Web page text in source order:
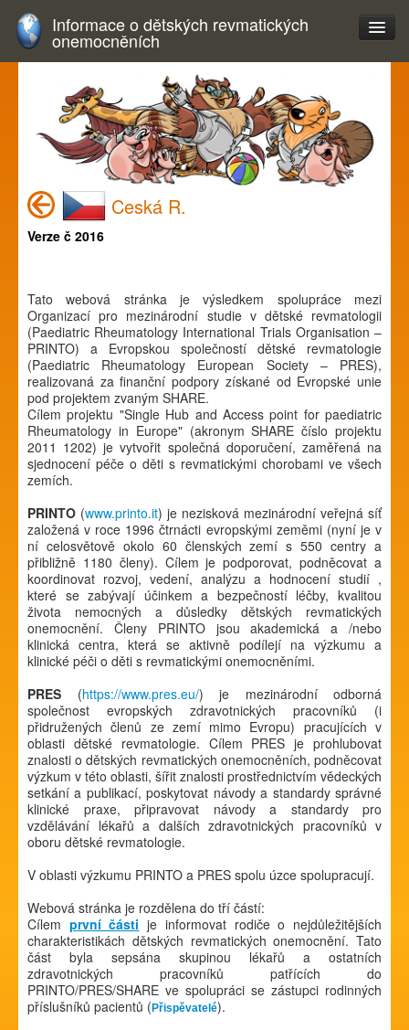
Informace o dětských revmatických
onemocněních
Ceská R.
Verze č 2016
Tato webová stránka je výsledkem spolupráce mezi
Organizací pro mezinárodní studie v dětské revmatologii
(Paediatric Rheumatology International Trials Organisation –
PRINTO) a Evropskou společností dětské revmatologie
(Paediatric Rheumatology European Society – PRES),
realizovaná za finanční podpory získané od Evropské unie
pod projektem zvaným SHARE.
Cílem projektu "Single Hub and Access point for paediatric
Rheumatology in Europe" (akronym SHARE číslo projektu
2011 1202) je vytvořit společná doporučení, zaměřená na
sjednocení péče o děti s revmatickými chorobami ve všech
zemích.
PRINTO (www.printo.it) je nezisková mezinárodní veřejná síť
založená v roce 1996 čtrnácti evropskými zeměmi (nyní je v
ní celosvětově okolo 60 členských zemí s 550 centry a
přibližně 1180 členy). Cílem je podporovat, podněcovat a
koordinovat rozvoj, vedení, analýzu a hodnocení studií ,
které se zabývají účinkem a bezpečností léčby, kvalitou
života nemocných a důsledky dětských revmatických
onemocnění. Členy PRINTO jsou akademická a /nebo
klinická centra, která se aktivně podílejí na výzkumu a
klinické péči o děti s revmatickými onemocněními.
PRES (https://www.pres.eu/) je mezinárodní odborná
společnost evropských zdravotnických pracovníků (i
přidružených členů ze zemí mimo Evropu) pracujících v
oblasti dětské revmatologie. Cílem PRES je prohlubovat
znalosti o dětských revmatických onemocněních, podněcovat
výzkum v této oblasti, šířit znalosti prostřednictvím vědeckých
setkání a publikací, poskytovat návody a standardy správné
klinické praxe, připravovat návody a standardy pro
vzdělávání lékařů a dalších zdravotnických pracovníků v
oboru dětské revmatologie.
V oblasti výzkumu PRINTO a PRES spolu úzce spolupracují.
Webová stránka je rozdělena do tří částí:
Cílem první části je informovat rodiče o nejdůležitějších
charakteristikách dětských revmatických onemocnění. Tato
část byla sepsána skupinou lékařů a ostatních
zdravotnických pracovníků patřících do
PRINTO/PRES/SHARE ve spolupráci se zástupci rodinných
příslušníků pacientů ( Přispěvatelé).